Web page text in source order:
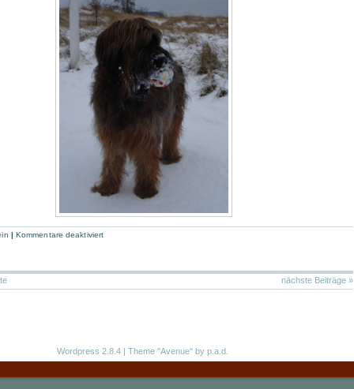
| Kommentare deaktiviert
nächste Beiträge »
Wordpress 2.8.4 | Theme "Avenue" by p.a.d.